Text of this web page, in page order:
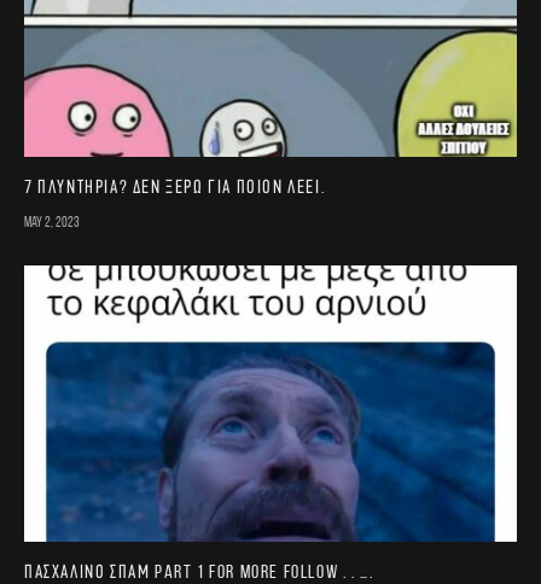
7 πλυντήρια? Δεν ξέρω για ποιον λέει.
May 2, 2023
Πασχαλινό σπαμ part 1 For more follow . . ….